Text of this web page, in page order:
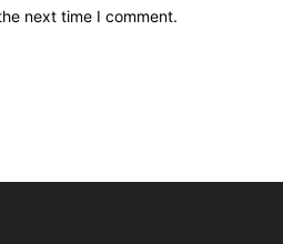
next time I comment.